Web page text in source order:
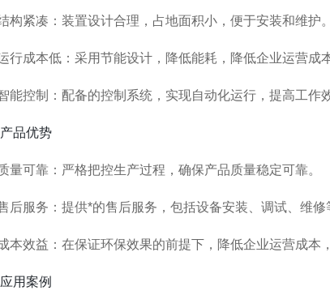
构紧凑：装置设计合理，占地面积小，便于安装和维护。
行成本低：采用节能设计，降低能耗，降低企业运营成本
能控制：配备的控制系统，实现自动化运行，提高工作
品优势
量可靠：严格把控生产过程，确保产品质量稳定可靠。
后服务：提供*的售后服务，包括设备安装、调试、维修
本效益：在保证环保效果的前提下，降低企业运营成本
用案例